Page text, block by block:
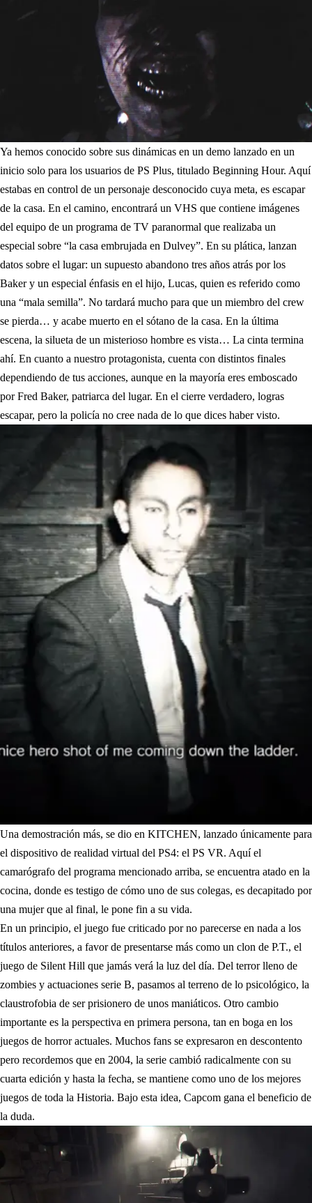
Ya hemos conocido sobre sus dinámicas en un demo lanzado en un
inicio solo para los usuarios de PS Plus, titulado Beginning Hour. Aquí
estabas en control de un personaje desconocido cuya meta, es escapar
de la casa. En el camino, encontrará un VHS que contiene imágenes
del equipo de un programa de TV paranormal que realizaba un
especial sobre “la casa embrujada en Dulvey”. En su plática, lanzan
datos sobre el lugar: un supuesto abandono tres años atrás por los
Baker y un especial énfasis en el hijo, Lucas, quien es referido como
una “mala semilla”. No tardará mucho para que un miembro del crew
se pierda… y acabe muerto en el sótano de la casa. En la última
escena, la silueta de un misterioso hombre es vista… La cinta termina
ahí. En cuanto a nuestro protagonista, cuenta con distintos finales
dependiendo de tus acciones, aunque en la mayoría eres emboscado
por Fred Baker, patriarca del lugar. En el cierre verdadero, logras
escapar, pero la policía no cree nada de lo que dices haber visto.
Una demostración más, se dio en KITCHEN, lanzado únicamente para
el dispositivo de realidad virtual del PS4: el PS VR. Aquí el
camarógrafo del programa mencionado arriba, se encuentra atado en la
cocina, donde es testigo de cómo uno de sus colegas, es decapitado por
una mujer que al final, le pone fin a su vida.
En un principio, el juego fue criticado por no parecerse en nada a los
títulos anteriores, a favor de presentarse más como un clon de P.T., el
juego de Silent Hill que jamás verá la luz del día. Del terror lleno de
zombies y actuaciones serie B, pasamos al terreno de lo psicológico, la
claustrofobia de ser prisionero de unos maniáticos. Otro cambio
importante es la perspectiva en primera persona, tan en boga en los
juegos de horror actuales. Muchos fans se expresaron en descontento
pero recordemos que en 2004, la serie cambió radicalmente con su
cuarta edición y hasta la fecha, se mantiene como uno de los mejores
juegos de toda la Historia. Bajo esta idea, Capcom gana el beneficio de
la duda.